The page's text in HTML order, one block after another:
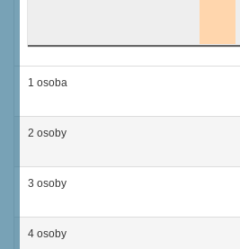
1 osoba
2 osoby
3 osoby
4 osoby